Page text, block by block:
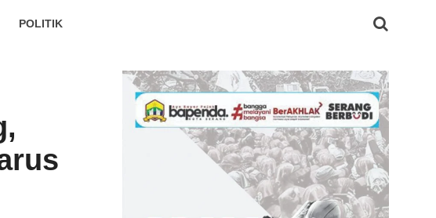
POLITIK